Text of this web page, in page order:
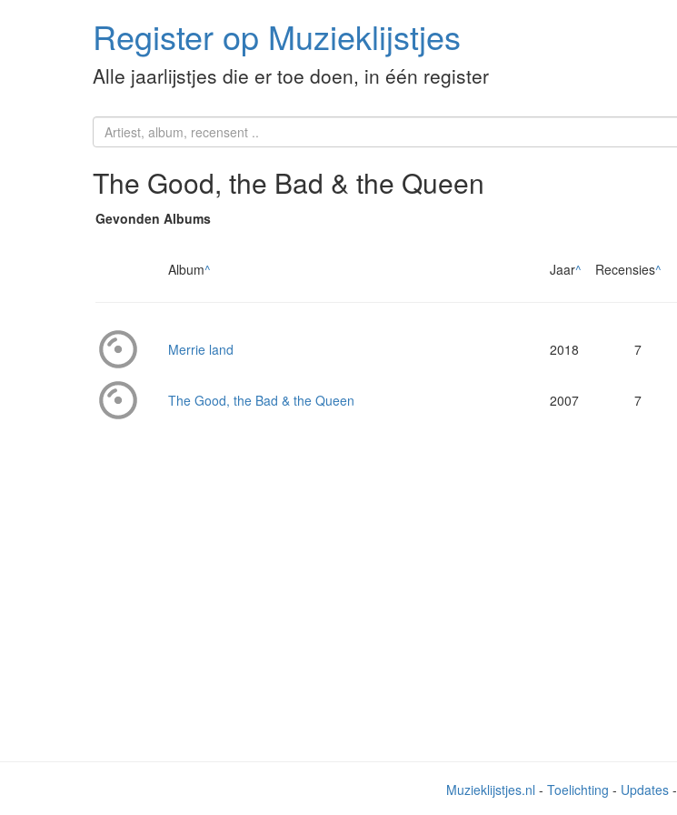
Register op Muzieklijstjes
Alle jaarlijstjes die er toe doen, in één register
The Good, the Bad & the Queen
Gevonden Albums
Album^ Jaar^ Recensies^
Merrie land 2018 7
The Good, the Bad & the Queen 2007 7
Muzieklijstjes.nl - Toelichting - Updates-